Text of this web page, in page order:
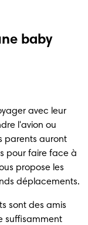
baby
avec leur
l'avion ou
parents auront
pour faire face à
propose les
déplacements.
sont des amis
suffisamment